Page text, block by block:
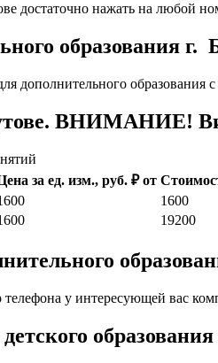
достаточно нажать на любой
образования г.
дополнительного
ВНИМАНИЕ!
за ед. изм., руб. ₽ от
1600
19200
у интересующей вас